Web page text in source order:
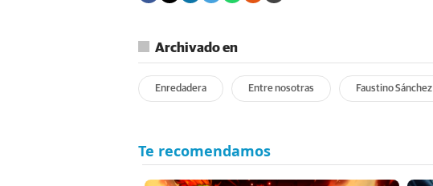
Archivado en
Enredadera Entre nosotras Faustino Sánchez